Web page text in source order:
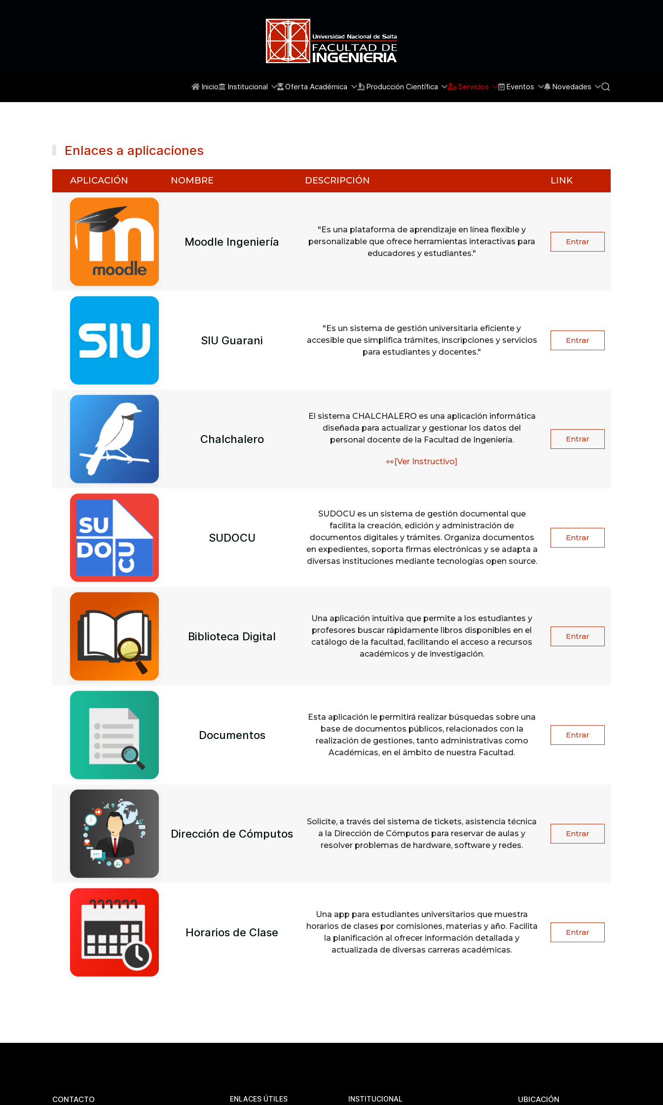
Inicio Institucional Oferta Académica Producción Científica Servicios Eventos Novedades
Enlaces a aplicaciones
APLICACIÓN NOMBRE DESCRIPCIÓN LINK
Moodle Ingeniería
"Es una plataforma de aprendizaje en línea flexible y
personalizable que ofrece herramientas interactivas para
educadores y estudiantes."
Entrar
SIU Guarani
"Es un sistema de gestión universitaria eficiente y
accesible que simplifica trámites, inscripciones y servicios
para estudiantes y docentes."
Entrar
Chalchalero
El sistema CHALCHALERO es una aplicación informática
diseñada para actualizar y gestionar los datos del
personal docente de la Facultad de Ingeniería.
👀[Ver Instructivo]
Entrar
SUDOCU
SUDOCU es un sistema de gestión documental que
facilita la creación, edición y administración de
documentos digitales y trámites. Organiza documentos
en expedientes, soporta firmas electrónicas y se adapta a
diversas instituciones mediante tecnologías open source​.
Entrar
Biblioteca Digital
Una aplicación intuitiva que permite a los estudiantes y
profesores buscar rápidamente libros disponibles en el
catálogo de la facultad, facilitando el acceso a recursos
académicos y de investigación.
Entrar
Documentos
Esta aplicación le permitirá realizar búsquedas sobre una
base de documentos públicos, relacionados con la
realización de gestiones, tanto administrativas como
Académicas, en el ámbito de nuestra Facultad.
Entrar
Dirección de Cómputos
Solicite, a través del sistema de tickets, asistencia técnica
a la Dirección de Cómputos para reservar de aulas y
resolver problemas de hardware, software y redes.
Entrar
Horarios de Clase
Una app para estudiantes universitarios que muestra
horarios de clases por comisiones, materias y año. Facilita
la planificación al ofrecer información detallada y
actualizada de diversas carreras académicas.
Entrar
CONTACTO ENLACES ÚTILES INSTITUCIONAL UBICACIÓN